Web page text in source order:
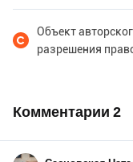
Объект
разрешения
Комментарии 2